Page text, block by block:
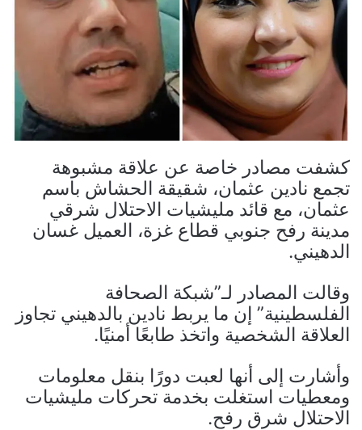
كشفت مصادر خاصة عن علاقة مشبوهة
تجمع نادين عثمان، شقيقة الحشاش باسم
عثمان، مع قائد مليشيات الاحتلال شرقي
مدينة رفح جنوبي قطاع غزة، العميل غسان
الدهيني.
وقالت المصادر لـ”شبكة الصحافة
الفلسطينية” إن ما يربط نادين بالدهيني تجاوز
العلاقة الشخصية واتخذ طابعًا أمنيًا.
وأشارت إلى أنها لعبت دورًا بنقل معلومات
ومعطيات استغلت بخدمة تحركات مليشيات
الاحتلال شرق رفح.